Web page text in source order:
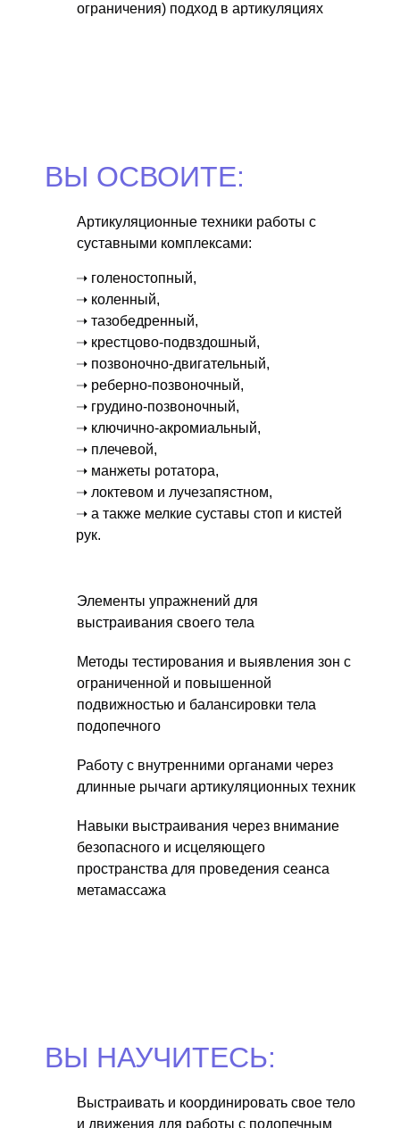
ограничения) подход в артикуляциях
ВЫ ОСВОИТЕ:
Артикуляционные техники работы с
суставными комплексами:
➝ голеностопный,
➝ коленный,
➝ тазобедренный,
➝ крестцово-подвздошный,
➝ позвоночно-двигательный,
➝ реберно-позвоночный,
➝ грудино-позвоночный,
➝ ключично-акромиальный,
➝ плечевой,
➝ манжеты ротатора,
➝ локтевом и лучезапястном,
➝ а также мелкие суставы стоп и кистей
рук.
Элементы упражнений для
выстраивания своего тела
Методы тестирования и выявления зон с
ограниченной и повышенной
подвижностью и балансировки тела
подопечного
Работу с внутренними органами через
длинные рычаги артикуляционных техник
Навыки выстраивания через внимание
безопасного и исцеляющего
пространства для проведения сеанса
метамассажа
ВЫ НАУЧИТЕСЬ:
Выстраивать и координировать свое тело
и движения для работы с подопечным